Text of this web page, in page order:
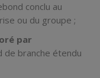
conclu au
ou du groupe ;
par
de branche étendu